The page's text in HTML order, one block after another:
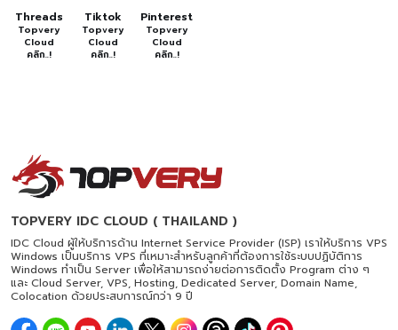
Threads
Topvery
Cloud
คลิก..!
Tiktok
Topvery
Cloud
คลิก..!
Pinterest
Topvery
Cloud
คลิก..!
TOPVERY IDC CLOUD ( THAILAND )
IDC Cloud ผู้ให้บริการด้าน Internet Service Provider (ISP) เราให้บริการ VPS
Windows เป็นบริการ VPS ที่เหมาะสำหรับลูกค้าที่ต้องการใช้ระบบปฏิบัติการ
Windows ทำเป็น Server เพื่อให้สามารถง่ายต่อการติดตั้ง Program ต่าง ๆ
และ Cloud Server, VPS, Hosting, Dedicated Server, Domain Name,
Colocation ด้วยประสบการณ์กว่า 9 ปี